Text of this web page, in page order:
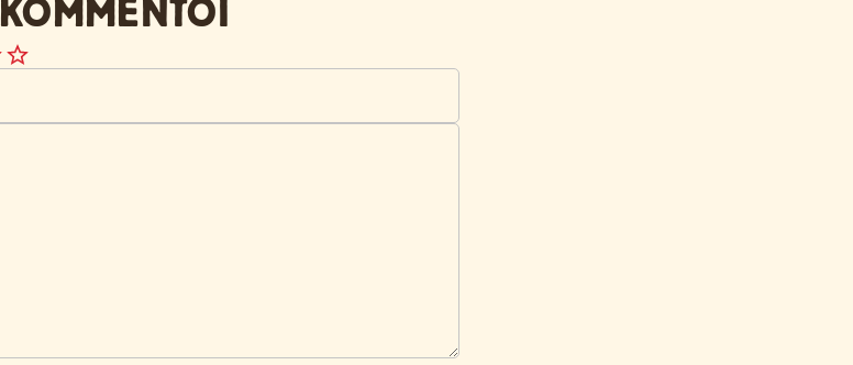
KOMMENTOI